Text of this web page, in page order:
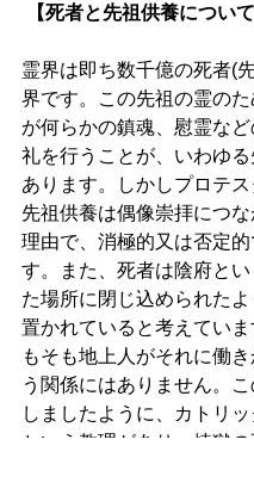
【死者と先祖供養について
霊界は即ち数千億の死者(
界です。この先祖の霊のた
が何らかの鎮魂、慰霊な
礼を行うことが、いわゆ
あります。しかしプロテス
先祖供養は偶像崇拝につな
理由で、消極的又は否定的
す。また、死者は陰府と
た場所に閉じ込められた
置かれていると考えてい
もそも地上人がそれに働
う関係にはありません。
しましたように、カトリ
という教理があり、煉獄